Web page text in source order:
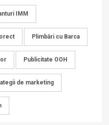
IMM
Plimbări cu Barca
Publicitate OOH
de marketing